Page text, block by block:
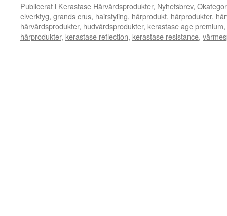
Publicerat i Kerastase Hårvårdsprodukter, Nyhetsbrev,
elverktyg, grands crus, hairstyling, hårprodukt, hårprodukter,
hårvårdsprodukter, hudvårdsprodukter, kerastase age premium,
hårprodukter, kerastase reflection, kerastase resistance,